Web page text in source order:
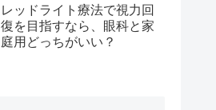
レッドライト療法で視力回
復を目指すなら、眼科と家
庭用どっちがいい？